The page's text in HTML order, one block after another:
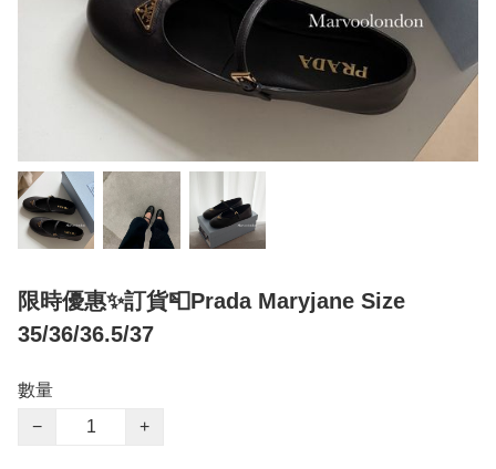
限時優惠✨訂貨📮Prada Maryjane Size
35/36/36.5/37
數量
−
+